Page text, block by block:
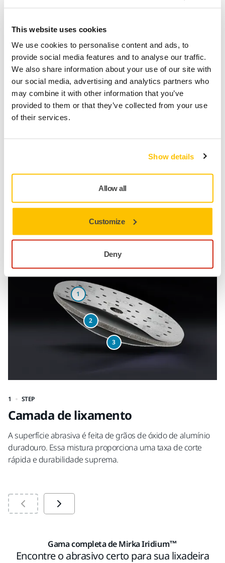
This website uses cookies
We use cookies to personalise content and ads, to
provide social media features and to analyse our traffic.
We also share information about your use of our site with
our social media, advertising and analytics partners who
may combine it with other information that you’ve
provided to them or that they’ve collected from your use
of their services.
Show details
Allow all
Customize
Deny
Projetado para trabalho de carroceria
Ao utilizar um design de três partes com um suporte de
espuma flexível, a Mirka criou um abrasivo que supera
as opções anteriores para lixamento a seco de
acabamentos automotivos.
significativa para obter um acabamento suave e uniforme.
seguir cada linha, curva e ângulo da superfície. Essa
flexibilidade do disco de lixa de espuma é essencial para a
longevidade e o desempenho do Iridium Soft,
diferenciando-o dos abrasivos tradicionais.
Experimente. Você notará a diferença e verá os resultados.
1
2
3
1 STEP
Camada de lixamento
A superfície abrasiva é feita de grãos de óxido de alumínio
duradouro. Essa mistura proporciona uma taxa de corte
rápida e durabilidade suprema.
Gama completa de Mirka Iridium™
Encontre o abrasivo certo para sua lixadeira